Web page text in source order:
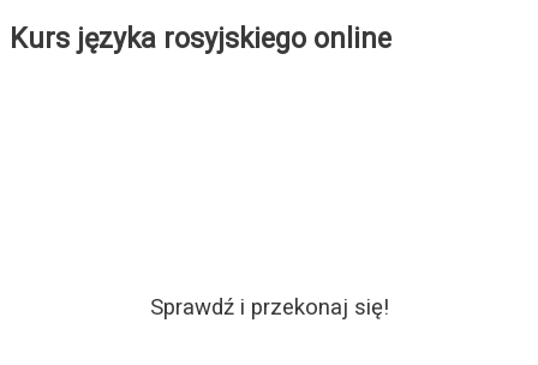
Kurs języka rosyjskiego online
Sprawdź i przekonaj się!